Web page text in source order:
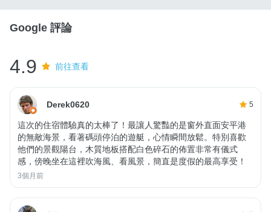
Google 評論
4.9 前往查看
Derek0620 5
這次的住宿體驗真的太棒了！最讓人驚豔的是窗外直面安平港
的無敵海景，看著碼頭停泊的遊艇，心情瞬間放鬆。特別喜歡
他們的景觀陽台，木質地板搭配白色碎石的佈置非常有儀式
感，傍晚坐在這裡吹海風、看風景，簡直是度假的最高享受！
3個月前